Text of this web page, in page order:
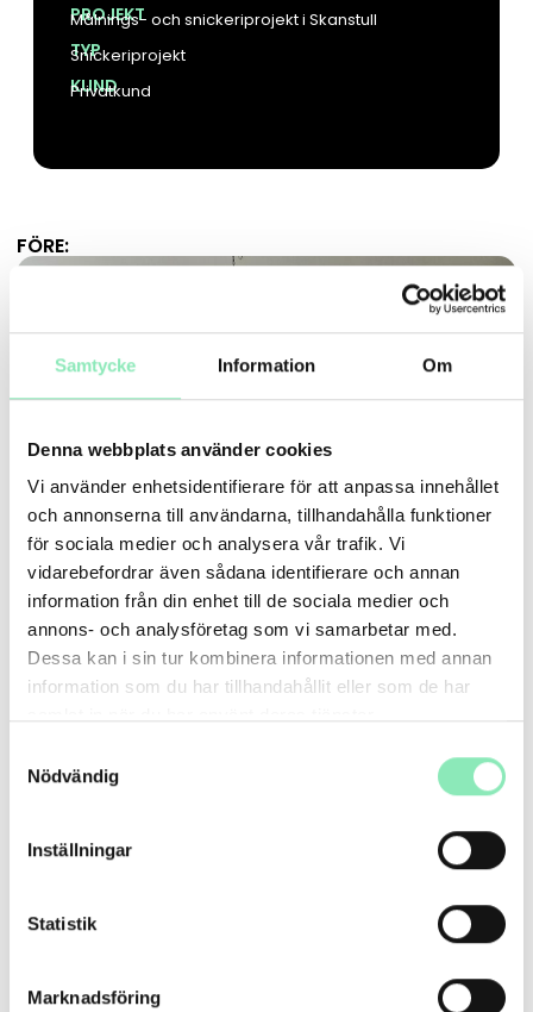
Samtycke Information Om
Denna webbplats använder cookies
Vi använder enhetsidentifierare för att anpassa innehållet
och annonserna till användarna, tillhandahålla funktioner
för sociala medier och analysera vår trafik. Vi
vidarebefordrar även sådana identifierare och annan
information från din enhet till de sociala medier och
annons- och analysföretag som vi samarbetar med.
Dessa kan i sin tur kombinera informationen med annan
information som du har tillhandahållit eller som de har
Nödvändig
Inställningar
Statistik
Marknadsföring
PROJEKT
Målnings- och snickeriprojekt i Skanstull
TYP
Snickeriprojekt
KUND
Privatkund
FÖRE: